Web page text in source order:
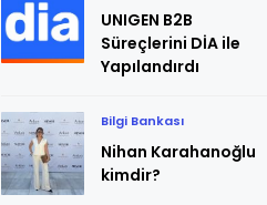
UNIGEN B2B
Süreçlerini DİA ile
Yapılandırdı
Bilgi Bankası
Nihan Karahanoğlu
kimdir?